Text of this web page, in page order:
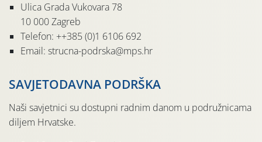
Ulica Grada Vukovara 78
10 000 Zagreb
Telefon: ++385 (0)1 6106 692
Email: strucna-podrska@mps.hr
SAVJETODAVNA PODRŠKA
Naši savjetnici su dostupni radnim danom u podružnicama
diljem Hrvatske.